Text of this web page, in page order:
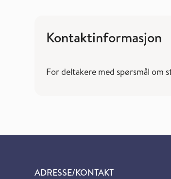
Kontaktinformasjon
For deltakere med spørsmål om
ADRESSE/KONTAKT